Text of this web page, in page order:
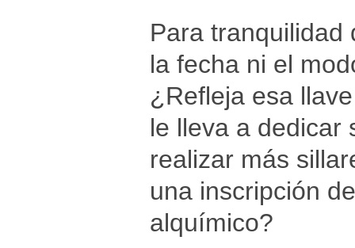
Para tranquilidad
la fecha ni el
¿Refleja esa
le lleva a dedicar
realizar más
una inscripción
alquímico?